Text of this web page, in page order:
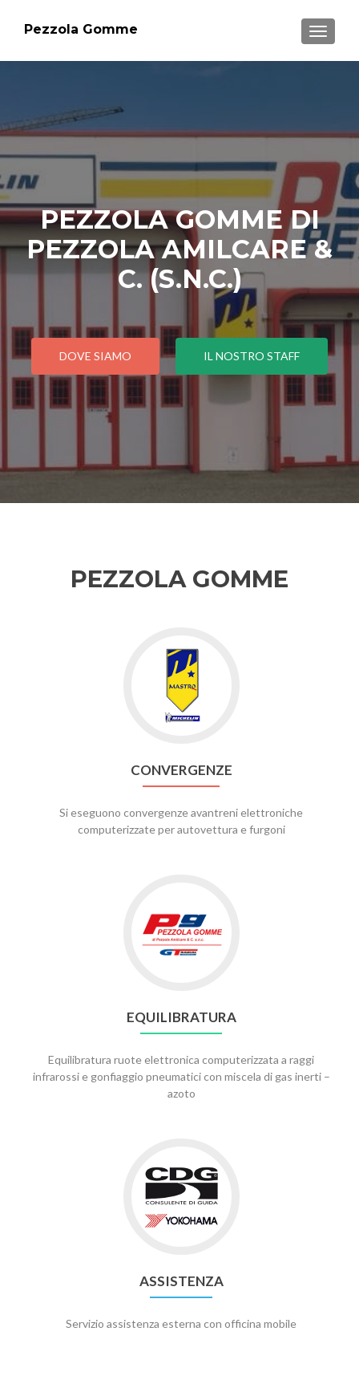
Pezzola Gomme
PEZZOLA GOMME DI
PEZZOLA AMILCARE &
C. (S.N.C.)
DOVE SIAMO IL NOSTRO STAFF
PEZZOLA GOMME
CONVERGENZE
Si eseguono convergenze avantreni elettroniche
computerizzate per autovettura e furgoni
EQUILIBRATURA
Equilibratura ruote elettronica computerizzata a raggi
infrarossi e gonfiaggio pneumatici con miscela di gas inerti –
azoto
ASSISTENZA
Servizio assistenza esterna con officina mobile